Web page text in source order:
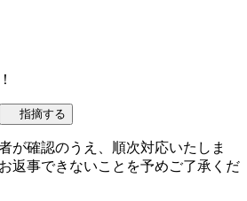
指摘する
が確認のうえ、順次対応いたしま
返事できないことを予めご了承くだ